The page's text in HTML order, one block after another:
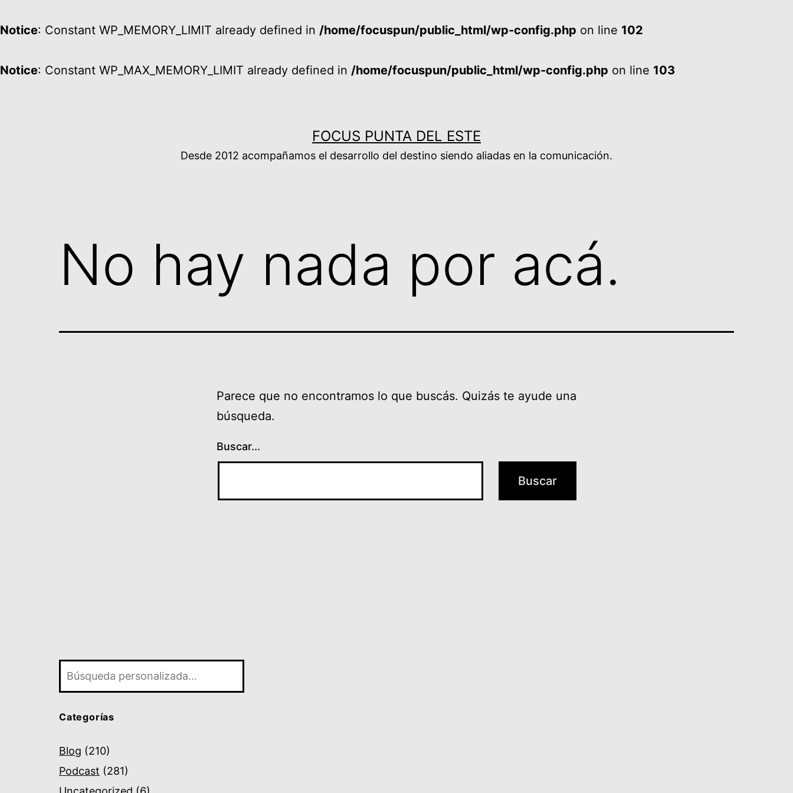
Notice: Constant WP_MEMORY_LIMIT already defined in /home/focuspun/public_html/wp-config.php on line 102
Notice: Constant WP_MAX_MEMORY_LIMIT already defined in /home/focuspun/public_html/wp-config.php on line 103
FOCUS PUNTA DEL ESTE
Desde 2012 acompañamos el desarrollo del destino siendo aliadas en la comunicación.
No hay nada por acá.
Parece que no encontramos lo que buscás. Quizás te ayude una
búsqueda.
Buscar...
Categorías
Blog (210)
Podcast (281)